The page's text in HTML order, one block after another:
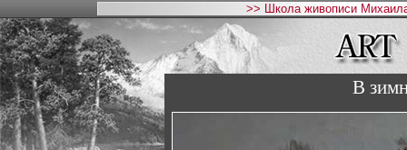
>> Школа живописи
В